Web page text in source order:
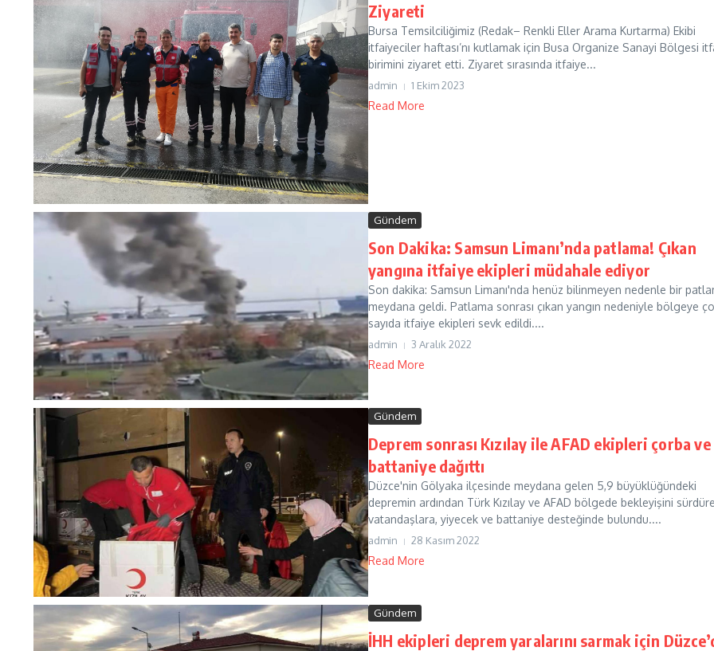
Ziyareti
Bursa Temsilciliğimiz (Redak– Renkli Eller Arama Kurtarma) Ekibi
itfaiyeciler haftası’nı kutlamak için Busa Organize Sanayi Bölgesi
birimini ziyaret etti. Ziyaret sırasında itfaiye...
admin 1 Ekim 2023
Read More
Gündem
Son Dakika: Samsun Limanı’nda patlama! Çıkan
yangına itfaiye ekipleri müdahale ediyor
Son dakika: Samsun Limanı'nda henüz bilinmeyen nedenle bir
meydana geldi. Patlama sonrası çıkan yangın nedeniyle bölgeye
sayıda itfaiye ekipleri sevk edildi....
admin 3 Aralık 2022
Read More
Gündem
Deprem sonrası Kızılay ile AFAD ekipleri çorba ve
battaniye dağıttı
Düzce'nin Gölyaka ilçesinde meydana gelen 5,9 büyüklüğündeki
depremin ardından Türk Kızılay ve AFAD bölgede bekleyişini
vatandaşlara, yiyecek ve battaniye desteğinde bulundu....
admin 28 Kasım 2022
Read More
Gündem
İHH ekipleri deprem yaralarını sarmak için